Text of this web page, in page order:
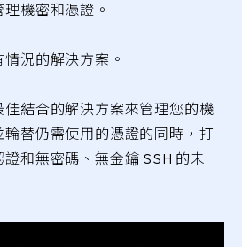
機密和憑證。
況的解決方案。
結合的解決方案來管理您的機
替仍需使用的憑證的同時，打
和無密碼、無金鑰 SSH 的未